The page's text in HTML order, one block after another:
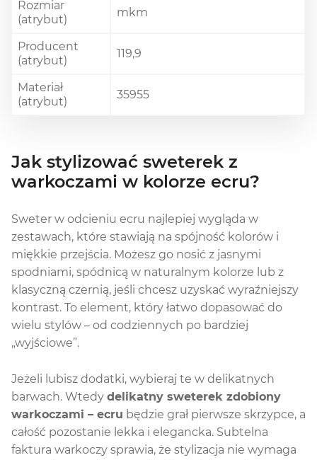
Rozmiar
(atrybut)
mkm
Producent
(atrybut)
119,9
Materiał
(atrybut)
35955
Jak stylizować sweterek z
warkoczami w kolorze ecru?
Sweter w odcieniu ecru najlepiej wygląda w
zestawach, które stawiają na spójność kolorów i
miękkie przejścia. Możesz go nosić z jasnymi
spodniami, spódnicą w naturalnym kolorze lub z
klasyczną czernią, jeśli chcesz uzyskać wyraźniejszy
kontrast. To element, który łatwo dopasować do
wielu stylów – od codziennych po bardziej
„wyjściowe”.
Jeżeli lubisz dodatki, wybieraj te w delikatnych
barwach. Wtedy delikatny sweterek zdobiony
warkoczami – ecru będzie grał pierwsze skrzypce, a
całość pozostanie lekka i elegancka. Subtelna
faktura warkoczy sprawia, że stylizacja nie wymaga